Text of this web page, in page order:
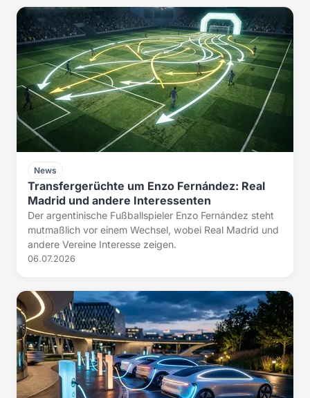
News
Transfergerüchte um Enzo Fernández: Real
Madrid und andere Interessenten
Der argentinische Fußballspieler Enzo Fernández steht
mutmaßlich vor einem Wechsel, wobei Real Madrid und
andere Vereine Interesse zeigen.
06.07.2026